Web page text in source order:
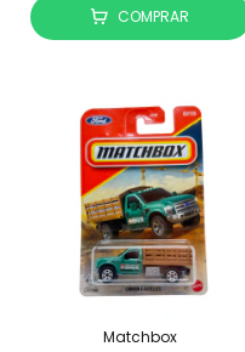
COMPRAR
Matchbox